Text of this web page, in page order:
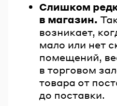
Слишком
в магазин.
возникает,
мало или нет
помещений,
в торговом
товара от
до поставки.